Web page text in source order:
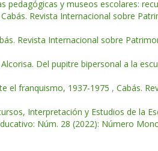
y museos escolares:
Cabás. Revista Internacional sobre
Revista Internacional sobre
Del pupitre bipersonal a la
el franquismo, 1937-1975 , Cabás.
Interpretación y Estudios de la
Núm. 28 (2022): Número